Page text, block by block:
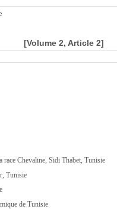
[Volume 2, Article 2]
race Chevaline, Sidi Thabet, Tunisie
Tunisie
de Tunisie